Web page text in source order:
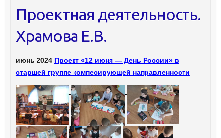
Проектная деятельность.
Храмова Е.В.
июнь 2024 Проект «12 июня — День России» в
старшей группе компесирующей направленности